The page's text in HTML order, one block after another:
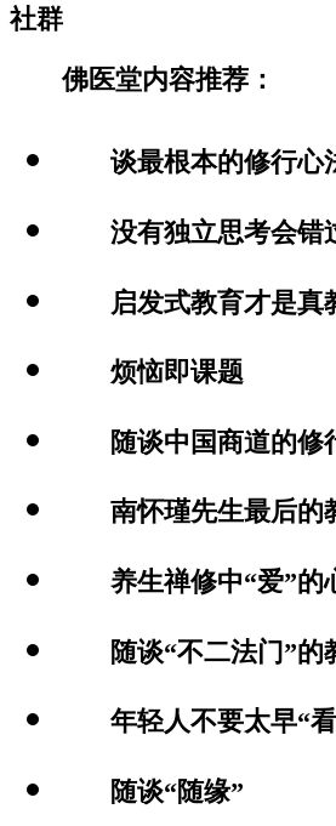
社群
佛医堂内容推荐：
谈最根本的修行心
没有独立思考会错
启发式教育才是真
烦恼即课题
随谈中国商道的修
南怀瑾先生最后的
养生禅修中“爱”的
随谈“不二法门”的
年轻人不要太早“
随谈“随缘”